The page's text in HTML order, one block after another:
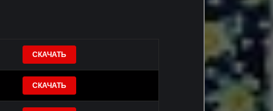
СКАЧАТЬ
СКАЧАТЬ